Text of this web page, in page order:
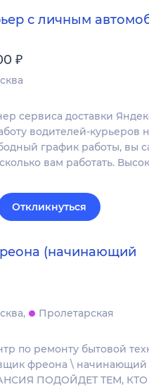
с личным
₽
сервиса доставки
водителей-курьеров
график работы, вы
вам работать.
Откликнуться
(начинающий
Пролетарская
по ремонту бытовой
фреона \ начинающий
ПОДОЙДЕТ ТЕМ,